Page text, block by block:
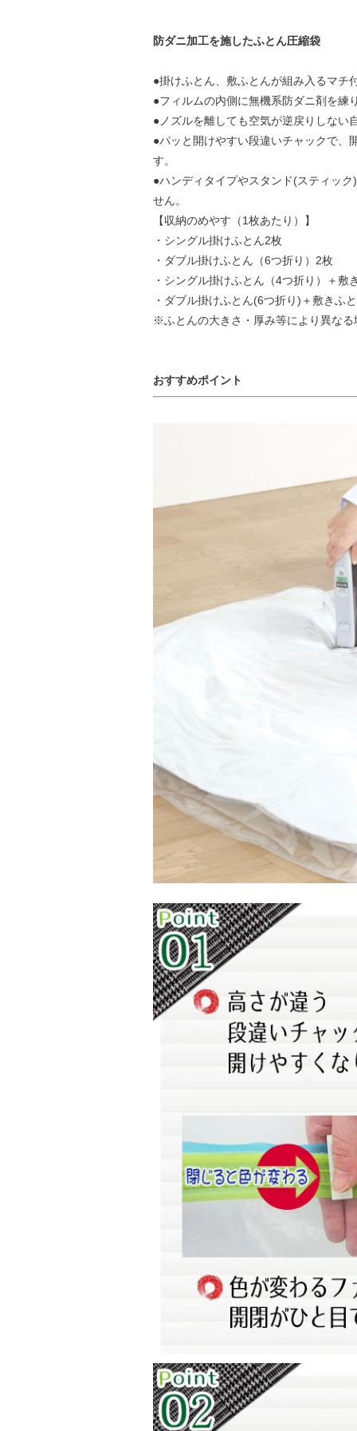
防ダニ加工を施したふとん圧縮袋
●掛けふとん、敷ふとんが組み入るマチ
●フィルムの内側に無機系防ダニ剤を練
●ノズルを離しても空気が逆戻りしない
●パッと開けやすい段違いチャックで、
す。
●ハンディタイプやスタンド(スティッ
せん。
【収納のめやす（1枚あたり）】
・シングル掛けふとん2枚
・ダブル掛けふとん（6つ折り）2枚
・シングル掛けふとん（4つ折り）＋敷
・ダブル掛けふとん(6つ折り)＋敷きふ
※ふとんの大きさ・厚み等により異なる
おすすめポイント